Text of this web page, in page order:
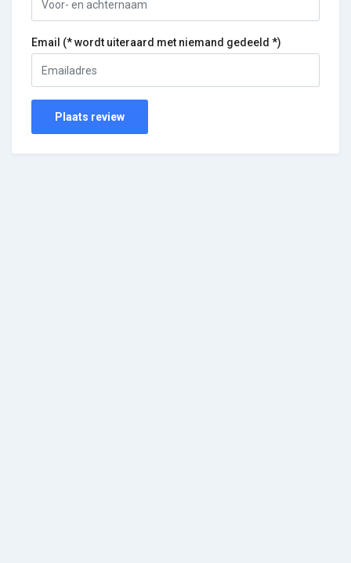
Email (* wordt uiteraard met niemand gedeeld *)
Plaats review